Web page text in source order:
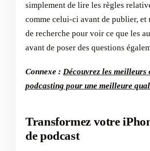
simplement de lire les règles
comme celui-ci avant de publier,
de recherche pour voir ce que les
avant de poser des questions
Connexe : Découvrez les meilleurs
podcasting pour une meilleure
Transformez votre
de podcast